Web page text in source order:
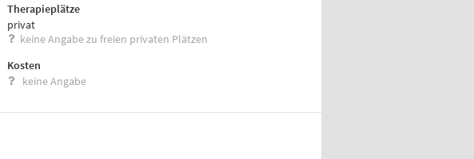
Therapieplätze
privat
keine Angabe zu freien privaten Plätzen
Kosten
keine Angabe